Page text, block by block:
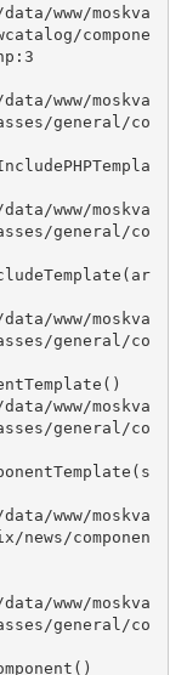
compone
general/co
general/co
general/co
general/co
componen
general/co